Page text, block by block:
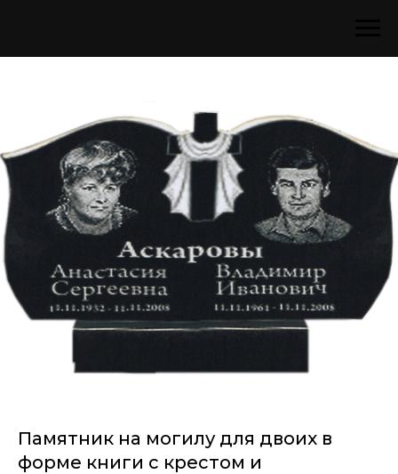
Памятник на могилу для двоих в
форме книги с крестом и